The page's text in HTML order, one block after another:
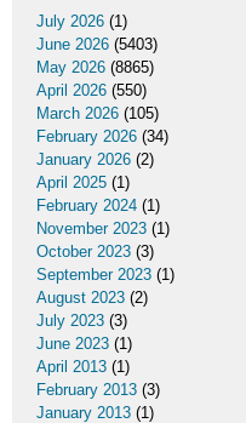
July 2026 (1)
June 2026 (5403)
May 2026 (8865)
April 2026 (550)
March 2026 (105)
February 2026 (34)
January 2026 (2)
April 2025 (1)
February 2024 (1)
November 2023 (1)
October 2023 (3)
September 2023 (1)
August 2023 (2)
July 2023 (3)
June 2023 (1)
April 2013 (1)
February 2013 (3)
January 2013 (1)